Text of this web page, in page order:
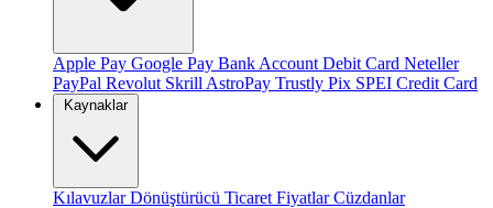
Apple Pay Google Pay Bank Account Debit Card Neteller
PayPal Revolut Skrill AstroPay Trustly Pix SPEI Credit Card
Kaynaklar
KılavuzlarDönüştürücü Ticaret FiyatlarCüzdanlar